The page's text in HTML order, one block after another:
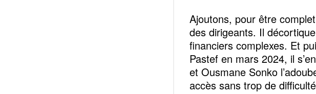
Ajoutons, pour être
des dirigeants. Il
financiers complexes. Et
Pastef en mars 2024, il
et Ousmane Sonko
accès sans trop de